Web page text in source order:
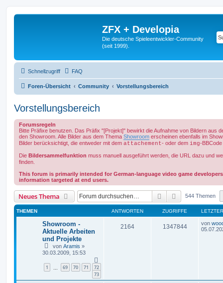
ZFX + Developia
Die deutsche Spieleentwickler-Community
(seit 1999).
Schnellzugriff FAQ
Foren-Übersicht Community Vorstellungsbereich
Vorstellungsbereich
Forumsregeln
Bitte Präfixe benutzen. Das Präfix "[Projekt]" bewirkt die Aufnahme von Bildern aus
den Showroom. Alle Bilder aus dem Thema Showroom erscheinen ebenfalls im
Bilder berücksichtigt, die entweder mit dem attachement- oder dem img-
Die Bildersammelfunktion muss manuell ausgeführt werden, die URL dazu und
finden.
This forum is primarily intended for German-language video game
information targeted at end users.
Neues Thema Suche Erweiterte
544 Themen
THEMEN ANTWORTEN ZUGRIFFE
Showroom -
Aktuelle Arbeiten
und Projekte
von Aramis »
30.03.2009, 15:53
1 69 70 71
72
73
2164 1347844 von